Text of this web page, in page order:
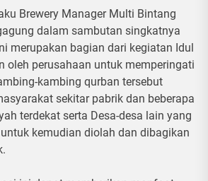
Brewery Manager Multi Bintang
dalam sambutan singkatnya
merupakan bagian dari kegiatan Idul
oleh perusahaan untuk memperingati
kambing qurban tersebut
sekitar pabrik dan beberapa
terdekat serta Desa-desa lain yang
kemudian diolah dan dibagikan